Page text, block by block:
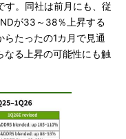
す。同社は前月にも、従
が33～38％上昇する
たったの1カ月で見通
なる上昇の可能性にも触